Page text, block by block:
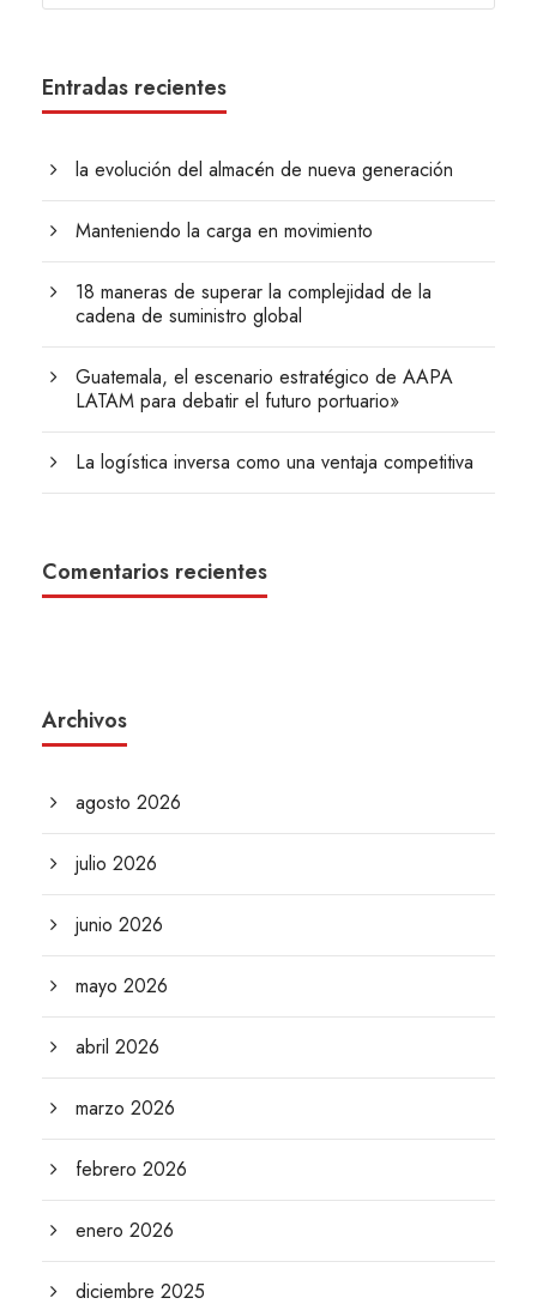
Entradas recientes
la evolución del almacén de nueva generación
Manteniendo la carga en movimiento
18 maneras de superar la complejidad de la
cadena de suministro global
Guatemala, el escenario estratégico de AAPA
LATAM para debatir el futuro portuario»
La logística inversa como una ventaja competitiva
Comentarios recientes
Archivos
agosto 2026
julio 2026
junio 2026
mayo 2026
abril 2026
marzo 2026
febrero 2026
enero 2026
diciembre 2025